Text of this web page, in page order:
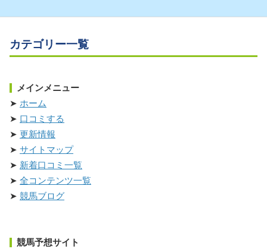
カテゴリー一覧
メインメニュー
ホーム
口コミする
更新情報
サイトマップ
新着口コミ一覧
全コンテンツ一覧
競馬ブログ
競馬予想サイト